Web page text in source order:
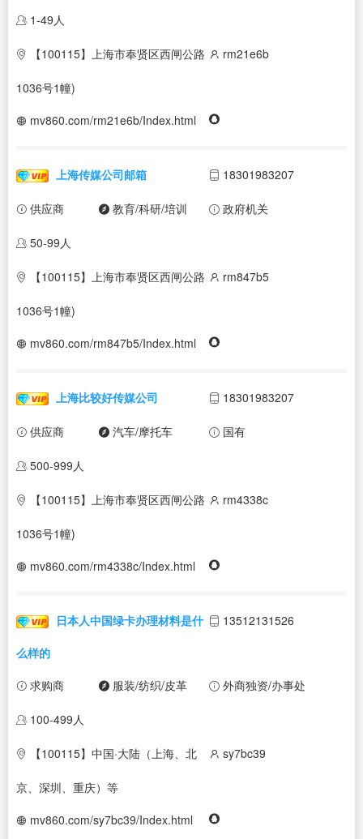
1-49人
【100115】上海市奉贤区西闸公路
1036号1幢)
rm21e6b
mv860.com/rm21e6b/Index.html
上海传媒公司邮箱 18301983207
供应商 教育/科研/培训 政府机关
50-99人
【100115】上海市奉贤区西闸公路
1036号1幢)
rm847b5
mv860.com/rm847b5/Index.html
上海比较好传媒公司 18301983207
供应商 汽车/摩托车 国有
500-999人
【100115】上海市奉贤区西闸公路
1036号1幢)
rm4338c
mv860.com/rm4338c/Index.html
日本人中国绿卡办理材料是什
么样的
13512131526
求购商 服装/纺织/皮革 外商独资/办事处
100-499人
【100115】中国·大陆（上海、北
京、深圳、重庆）等
sy7bc39
mv860.com/sy7bc39/Index.html